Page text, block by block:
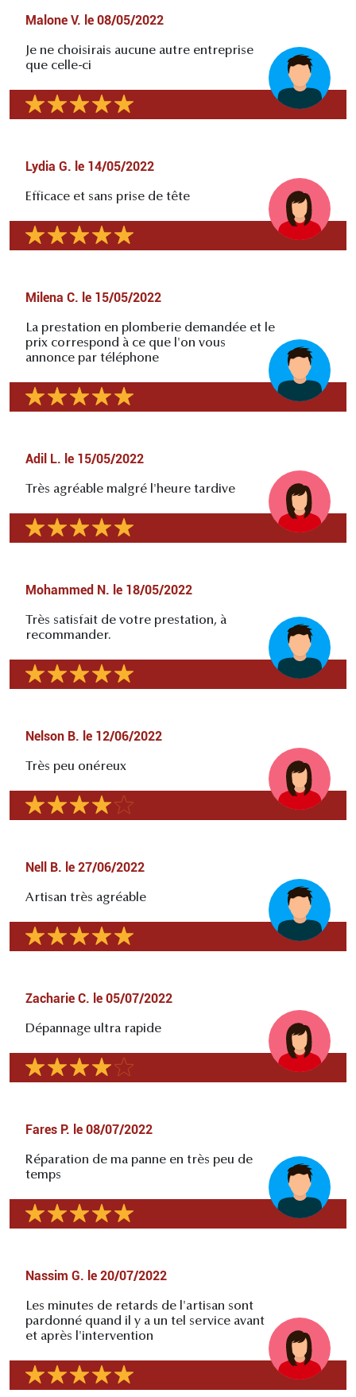
Malone V. le 08/05/2022
Je ne choisirais aucune autre entreprise
que celle-ci
Lydia G. le 14/05/2022
Efficace et sans prise de tête
Milena C. le 15/05/2022
La prestation en plomberie demandée et le
prix correspond à ce que l'on vous
annonce par téléphone
Adil L. le 15/05/2022
Très agréable malgré l'heure tardive
Mohammed N. le 18/05/2022
Très satisfait de votre prestation, à
recommander.
Nelson B. le 12/06/2022
Très peu onéreux
Nell B. le 27/06/2022
Artisan très agréable
Zacharie C. le 05/07/2022
Dépannage ultra rapide
Fares P. le 08/07/2022
Réparation de ma panne en très peu de
temps
Nassim G. le 20/07/2022
Les minutes de retards de l'artisan sont
pardonné quand il y a un tel service avant
et après l'intervention